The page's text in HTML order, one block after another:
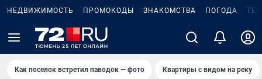
НЕДВИЖИМОСТЬ ПРОМОКОДЫ ЗНАКОМСТВА ПОГОДА
Как поселок встретил паводок — фото Квартиры с видом на реку